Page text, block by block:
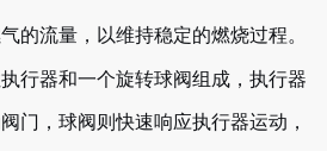
的流量，以维持稳定的燃烧过程。
行器和一个旋转球阀组成，执行器
门，球阀则快速响应执行器运动，